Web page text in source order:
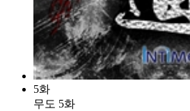
5화
무도 5화